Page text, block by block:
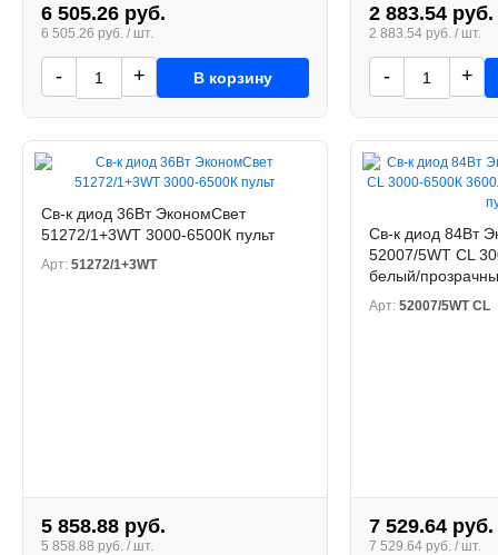
6 505.26 руб.
6 505.26 руб. / шт.
- + В корзину
2 883.54 руб.
2 883.54 руб. / шт.
- +
Св-к диод 36Вт ЭкономСвет
51272/1+3WT 3000-6500К пульт
Арт: 51272/1+3WT
5 858.88 руб.
5 858.88 руб. / шт.
Св-к диод 84Вт
52007/5WT CL
белый/
Арт: 52007/5WT CL
7 529.64 руб.
7 529.64 руб. / шт.